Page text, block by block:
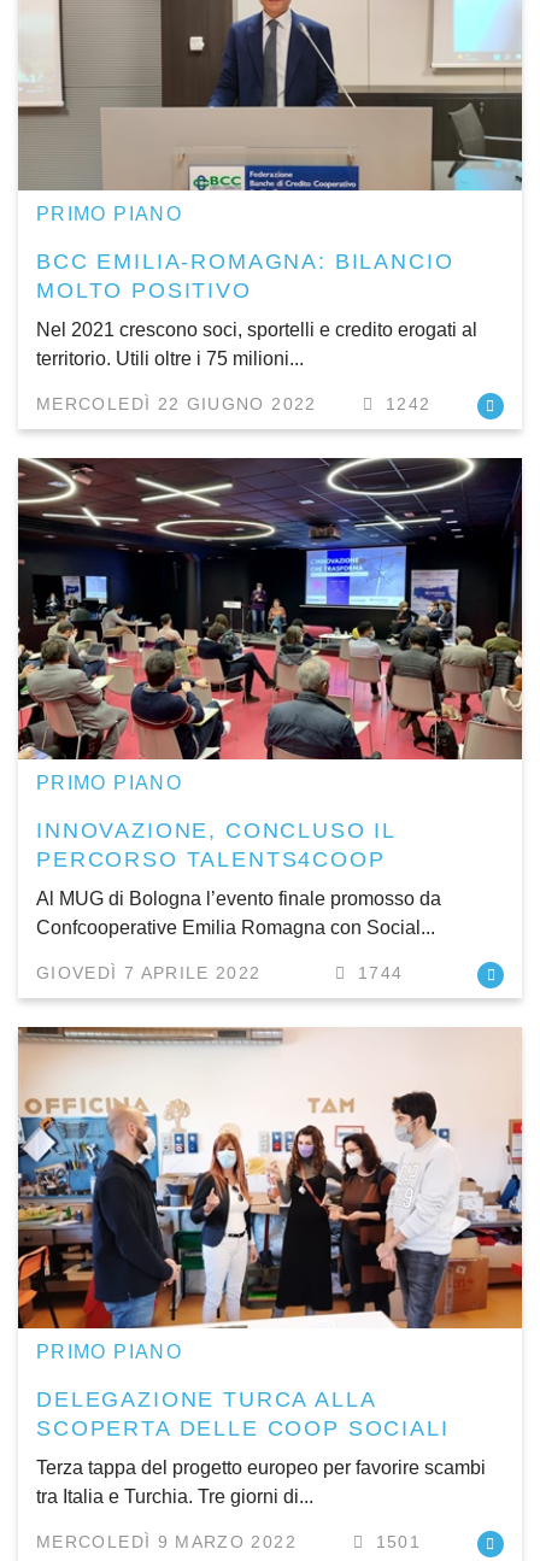
PRIMO PIANO
BCC EMILIA-ROMAGNA: BILANCIO
MOLTO POSITIVO
Nel 2021 crescono soci, sportelli e credito erogati al
territorio. Utili oltre i 75 milioni...
MERCOLEDÌ 22 GIUGNO 2022 1242
PRIMO PIANO
INNOVAZIONE, CONCLUSO IL
PERCORSO TALENTS4COOP
Al MUG di Bologna l’evento finale promosso da
Confcooperative Emilia Romagna con Social...
GIOVEDÌ 7 APRILE 2022 1744
PRIMO PIANO
DELEGAZIONE TURCA ALLA
SCOPERTA DELLE COOP SOCIALI
Terza tappa del progetto europeo per favorire scambi
tra Italia e Turchia. Tre giorni di...
MERCOLEDÌ 9 MARZO 2022 1501